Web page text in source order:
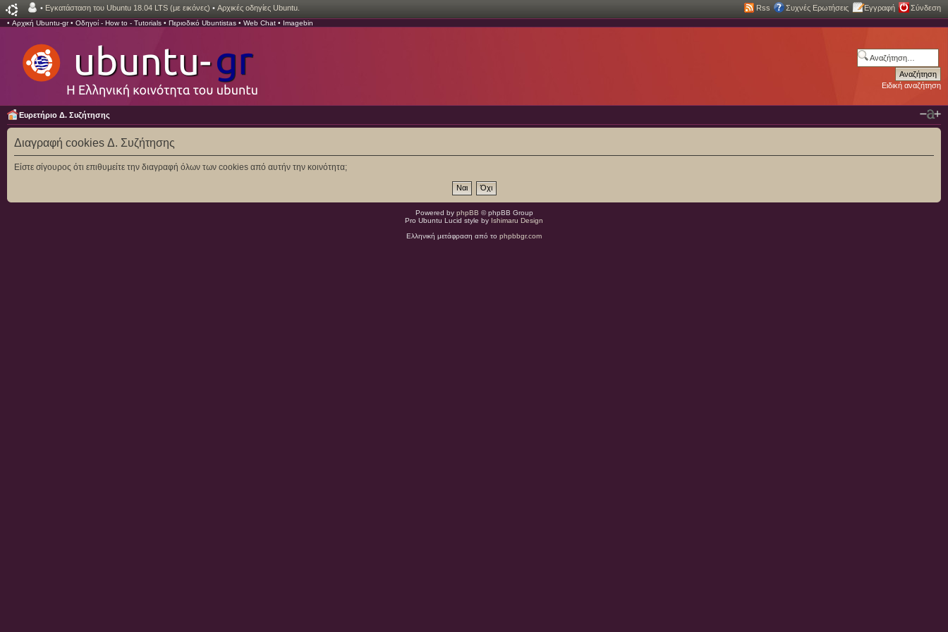
• Εγκατάσταση του Ubuntu 18.04 LTS (με εικόνες) • Αρχικές οδηγίες Ubuntu. Rss Συχνές Ερωτήσεις Εγγραφή Σύνδεση
• Αρχική Ubuntu-gr• Οδηγοί - How to - Tutorials • Περιοδικό Ubuntistas • Web Chat • Imagebin
Ειδική αναζήτηση
Ευρετήριο Δ. Συζήτησης
Διαγραφή cookies Δ. Συζήτησης
Είστε σίγουρος ότι επιθυμείτε την διαγραφή όλων των cookies από αυτήν την κοινότητα;
Powered by phpBB © phpBB Group
Pro Ubuntu Lucid style by Ishimaru Design
Ελληνική μετάφραση από το phpbbgr.com